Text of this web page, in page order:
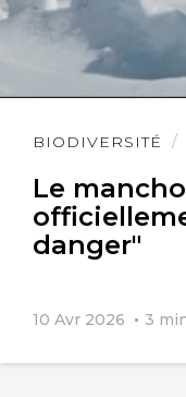
BIODIVERSITÉ
Le
danger"
10 Avr 2026 3
Lire